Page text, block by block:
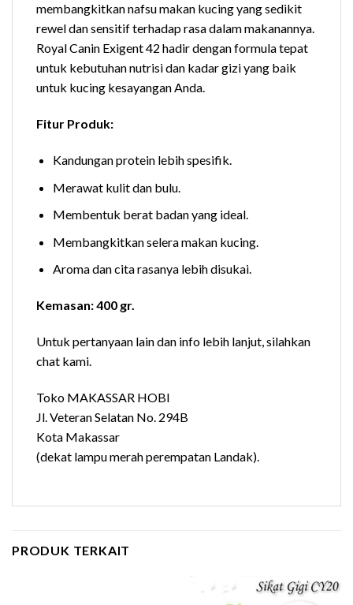
membangkitkan nafsu makan kucing yang sedikit
rewel dan sensitif terhadap rasa dalam makanannya.
Royal Canin Exigent 42 hadir dengan formula tepat
untuk kebutuhan nutrisi dan kadar gizi yang baik
untuk kucing kesayangan Anda.
Fitur Produk:
Kandungan protein lebih spesifik.
Merawat kulit dan bulu.
Membentuk berat badan yang ideal.
Membangkitkan selera makan kucing.
Aroma dan cita rasanya lebih disukai.
Kemasan: 400 gr.
Untuk pertanyaan lain dan info lebih lanjut, silahkan
chat kami.
Toko MAKASSAR HOBI
Jl. Veteran Selatan No. 294B
Kota Makassar
(dekat lampu merah perempatan Landak).
PRODUK TERKAIT